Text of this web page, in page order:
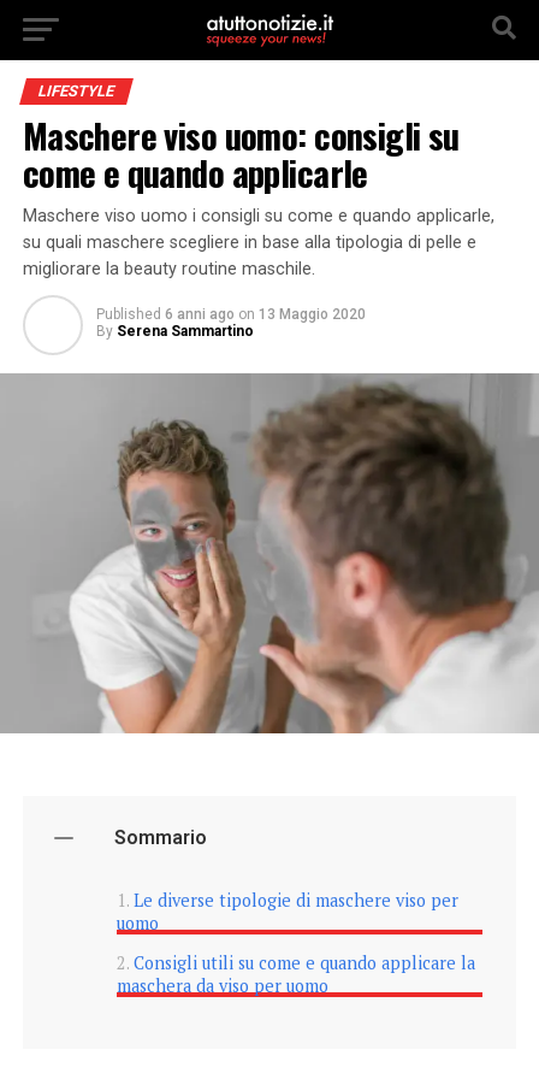
LIFESTYLE
Maschere viso uomo: consigli su
come e quando applicarle
Maschere viso uomo i consigli su come e quando applicarle,
su quali maschere scegliere in base alla tipologia di pelle e
migliorare la beauty routine maschile.
Published 6 anni ago on 13 Maggio 2020
By Serena Sammartino
Sommario
Le diverse tipologie di maschere viso per
uomo
Consigli utili su come e quando applicare la
maschera da viso per uomo